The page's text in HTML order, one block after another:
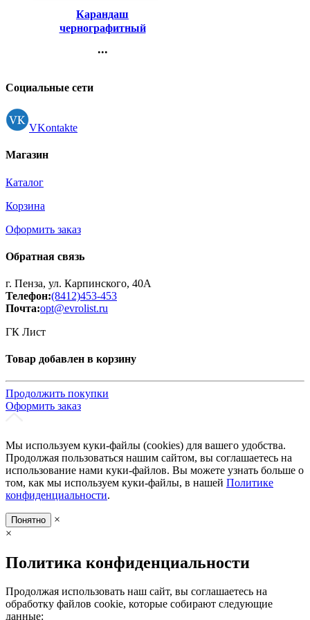
Карандаш
чернографитный
VIVO HB трехгранный
...
Регистрация
Социальные сети
VKontakte
Магазин
Каталог
Корзина
Оформить заказ
Обратная связь
г. Пенза, ул. Карпинского, 40А
Телефон:(8412)453-453
Почта:opt@evrolist.ru
ГК Лист
Товар добавлен в корзину
Продолжить покупки
Оформить заказ
Мы используем куки-файлы (cookies) для вашего удобства.
Продолжая пользоваться нашим сайтом, вы соглашаетесь на
использование нами куки-файлов. Вы можете узнать больше о
том, как мы используем куки-файлы, в нашей Политике
конфиденциальности.
Понятно
×
×
Политика конфиденциальности
Продолжая использовать наш сайт, вы соглашаетесь на
обработку файлов cookie, которые собирают следующие
данные: